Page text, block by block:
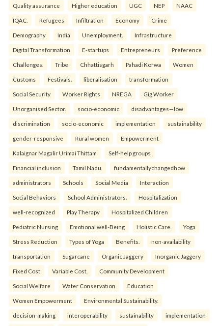
Quality assurance Higher education UGC NEP NAAC
IQAC. Refugees Infiltration Economy Crime
Demography India Unemployment. Infrastructure
Digital Transformation E-startups Entrepreneurs Preference
Challenges. Tribe Chhattisgarh Pahadi Korwa Women
Customs Festivals. liberalisation transformation
Social Security Worker Rights NREGA Gig Worker
Unorganised Sector. socio-economic disadvantages—low
discrimination socio-economic implementation sustainability
gender-responsive Rural women Empowerment
Kalaignar Magalir Urimai Thittam Self-help groups
Financial inclusion Tamil Nadu. fundamentallychangedhow
administrators Schools Social Media Interaction
Social Behaviors School Administrators. Hospitalization
well-recognized Play Therapy Hospitalized Children
Pediatric Nursing Emotional well-Being Holistic Care. Yoga
Stress Reduction Types of Yoga Benefits. non-availability
transportation Sugarcane Organic Jaggery Inorganic Jaggery
Fixed Cost Variable Cost. Community Development
Social Welfare Water Conservation Education
Women Empowerment Environmental Sustainability.
decision-making interoperability sustainability implementation